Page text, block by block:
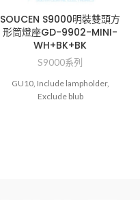
SOUCEN S9000明裝雙頭方
形筒燈座GD-9902-MINI-
WH+BK+BK
S9000系列
GU10, Include lampholder,
Exclude blub